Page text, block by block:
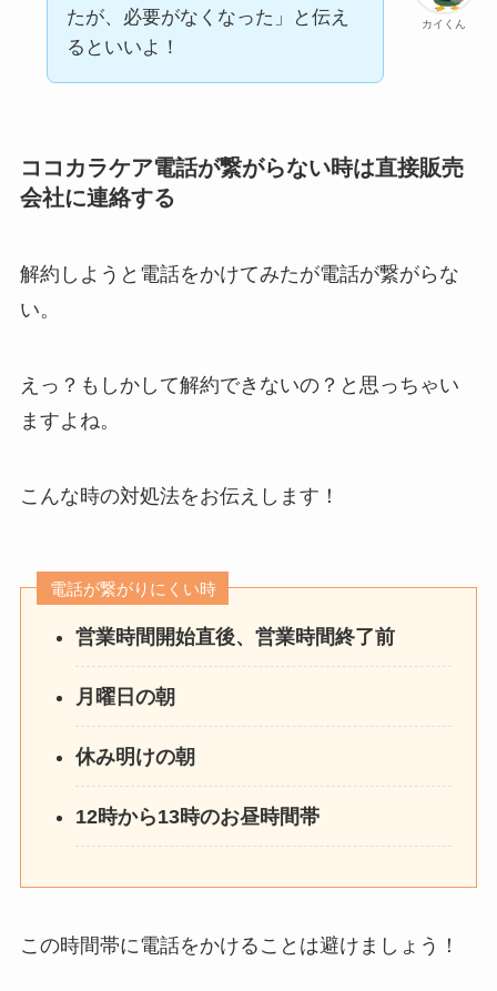
カイくん
たが、必要がなくなった」と伝え
るといいよ！
ココカラケア電話が繋がらない時は直接販売
会社に連絡する
解約しようと電話をかけてみたが電話が繋がらな
い。
えっ？もしかして解約できないの？と思っちゃい
ますよね。
こんな時の対処法をお伝えします！
電話が繋がりにくい時
営業時間開始直後、営業時間終了前
月曜日の朝
休み明けの朝
12時から13時のお昼時間帯
この時間帯に電話をかけることは避けましょう！